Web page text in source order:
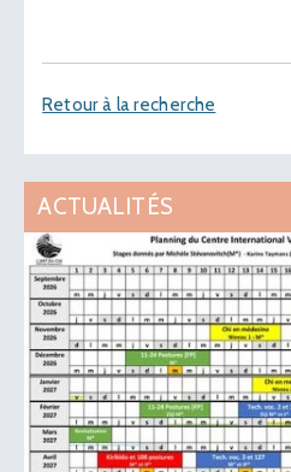
Retour à la recherche
ACTUALITÉS